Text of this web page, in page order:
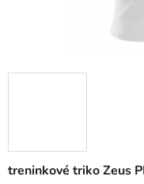
treninkové triko Zeus